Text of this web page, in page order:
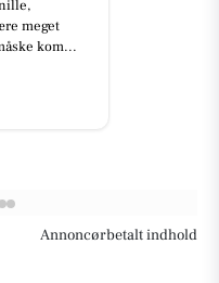
meget
kom...
Annoncørbetalt indhold